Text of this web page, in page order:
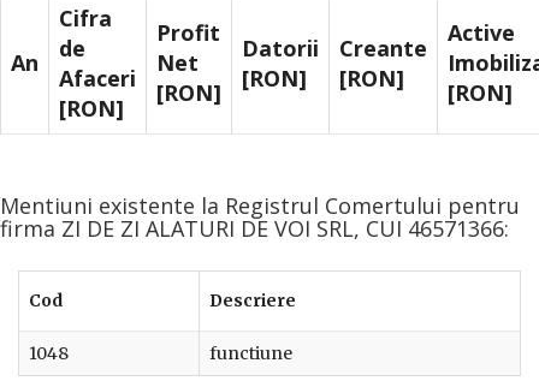
An
Cifra
de
Afaceri
[RON]
Profit
Net
[RON]
Datorii
[RON]
Creante
[RON]
Active
[RON]
Mentiuni existente la Registrul Comertului pentru
firma ZI DE ZI ALATURI DE VOI SRL, CUI 46571366:
Cod Descriere
1048 functiune